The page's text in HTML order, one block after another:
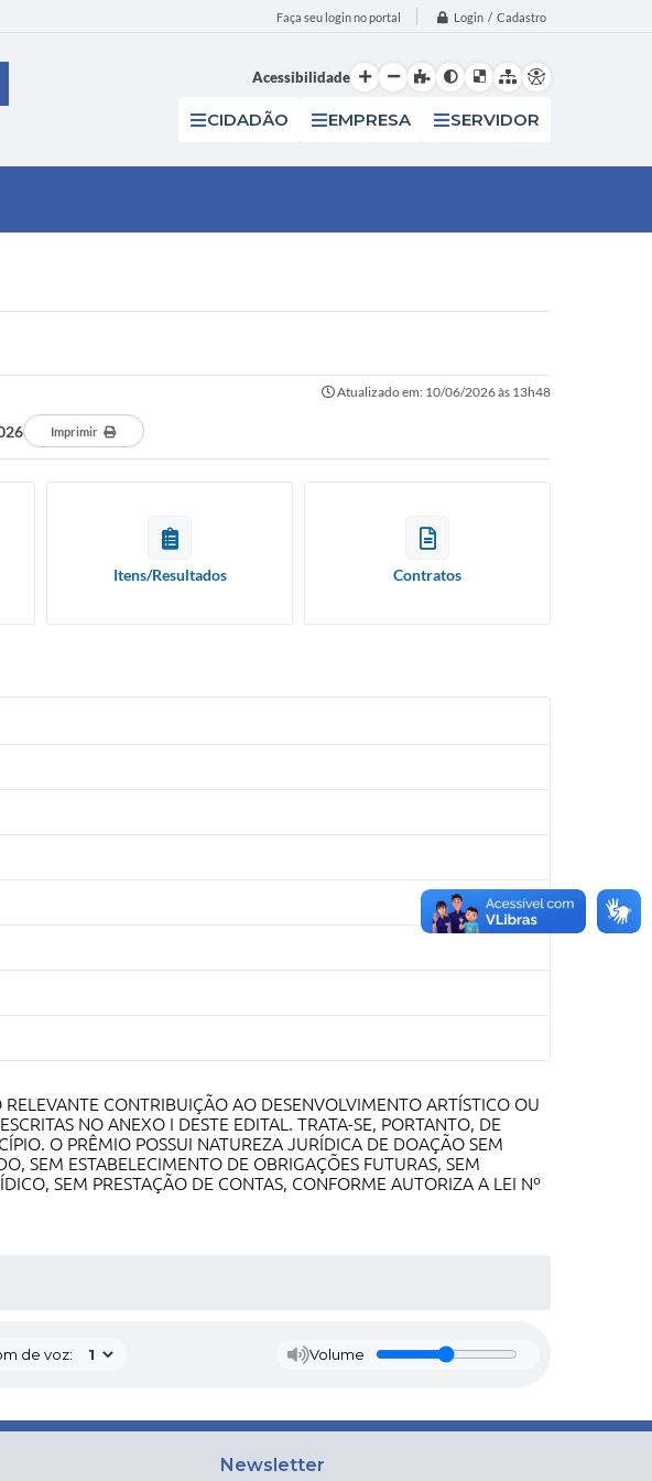
Faça seu login no portal Login / Cadastro
Acessibilidade
CIDADÃO EMPRESA SERVIDOR
Atualizado em: 10/06/2026 às 13h48
Imprimir
Itens/Resultados Contratos
CONTRIBUIÇÃO AO DESENVOLVIMENTO ARTÍSTICO OU
NO ANEXO I DESTE EDITAL. TRATA-SE, PORTANTO, DE
O PRÊMIO POSSUI NATUREZA JURÍDICA DE DOAÇÃO SEM
SEM ESTABELECIMENTO DE OBRIGAÇÕES FUTURAS, SEM
SEM PRESTAÇÃO DE CONTAS, CONFORME AUTORIZA A LEI Nº
de voz: Volume
Newsletter